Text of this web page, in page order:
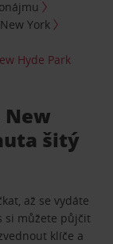
New York
Hyde Park
New
šitý
až se vydáte
si můžete půjčit
klíče a